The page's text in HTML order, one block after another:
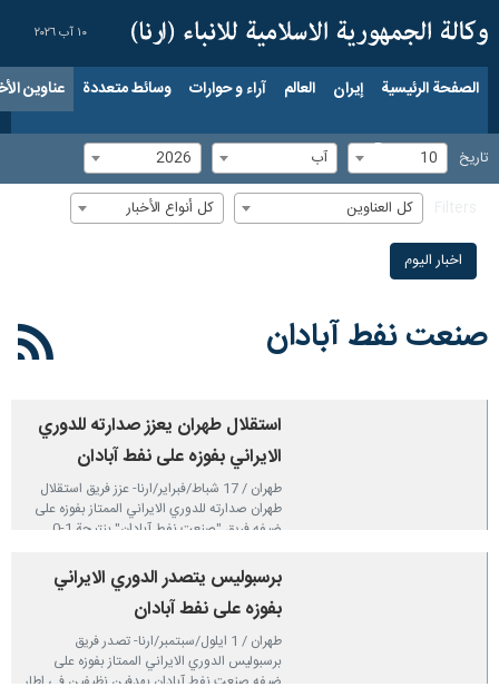
١٠ آب ٢٠٢٦
الصفحة الرئيسية إيران العالم آراء و حوارات وسائط متعددة عناوين
تاریخ 10 آب 2026
كل العناوين كل أنواع الأخبار
اخبار الیوم
صنعت نفط آبادان
استقلال طهران يعزز صدارته للدوري
الايراني بفوزه على نفط آبادان
طهران / 17 شباط/فبراير/ارنا- عزز فريق استقلال
طهران صدارته للدوري الايراني الممتاز بفوزه على
ضيفه فريق "صنعت نفط آبادان" بنتيجة 1-0 .
برسبوليس يتصدر الدوري الايراني
بفوزه على نفط آبادان
طهران / 1 ايلول/سبتمبر/ارنا- تصدر فريق
برسبوليس الدوري الايراني الممتاز بفوزه على
ضيفه صنعت نفط آبادان بهدفين نظيفين في اطار